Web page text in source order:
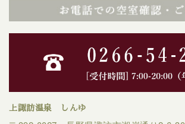
上諏訪温泉 しんゆ